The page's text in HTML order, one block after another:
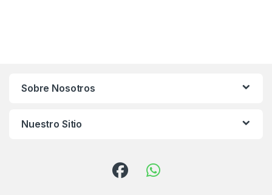
Sobre Nosotros
Nuestro Sitio